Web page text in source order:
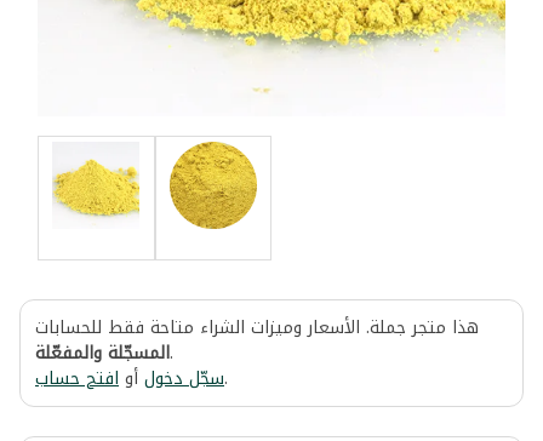
هذا متجر جملة. الأسعار وميزات الشراء متاحة فقط للحسابات
المسجّلة والمفعّلة.
سجّل دخولأوافتح حساب .